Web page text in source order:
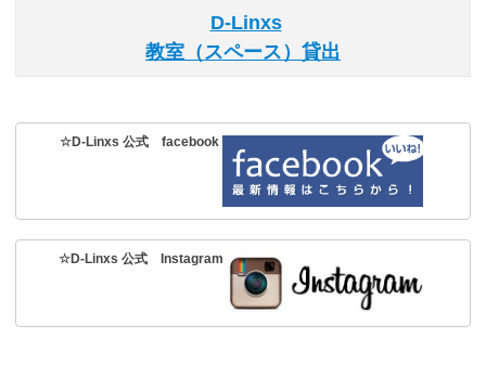
D-Linxs
教室（スペース）貸出
☆D-Linxs 公式 facebook
☆D-Linxs 公式 Instagram